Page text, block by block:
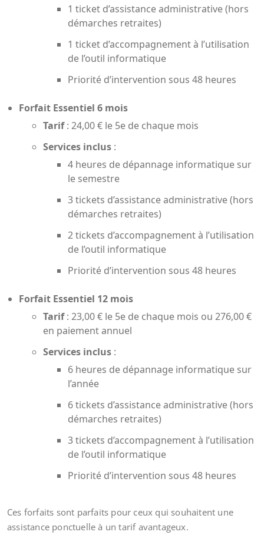
1 ticket d’assistance administrative (hors
démarches retraites)
1 ticket d’accompagnement à l’utilisation
de l’outil informatique
Priorité d’intervention sous 48 heures
Forfait Essentiel 6 mois
Tarif: 24,00 € le 5e de chaque mois
Services inclus :
4 heures de dépannage informatique sur
le semestre
3 tickets d’assistance administrative (hors
démarches retraites)
2 tickets d’accompagnement à l’utilisation
de l’outil informatique
Priorité d’intervention sous 48 heures
Forfait Essentiel 12 mois
Tarif: 23,00 € le 5e de chaque mois ou 276,00 €
en paiement annuel
Services inclus :
6 heures de dépannage informatique sur
l’année
6 tickets d’assistance administrative (hors
démarches retraites)
3 tickets d’accompagnement à l’utilisation
de l’outil informatique
Priorité d’intervention sous 48 heures
Ces forfaits sont parfaits pour ceux qui souhaitent une
assistance ponctuelle à un tarif avantageux.